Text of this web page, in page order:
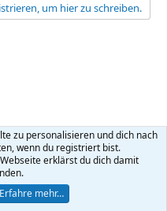
um hier zu schreiben.
Hilfe
R
XenForo Ltd.
zu personalisieren und dich nach
wenn du registriert bist.
erklärst du dich damit
Erfahre mehr…